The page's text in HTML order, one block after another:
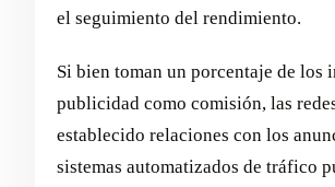
el seguimiento del rendimiento.
Si bien toman un porcentaje de los
publicidad como comisión, las
establecido relaciones con los
sistemas automatizados de tráfico